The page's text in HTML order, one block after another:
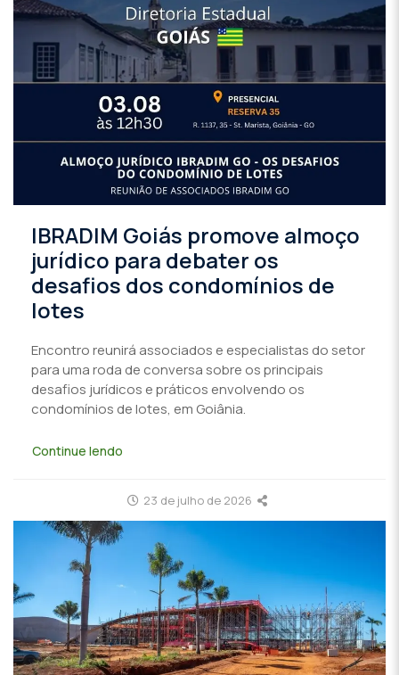
IBRADIM Goiás promove almoço
jurídico para debater os
desafios dos condomínios de
lotes
Encontro reunirá associados e especialistas do setor
para uma roda de conversa sobre os principais
desafios jurídicos e práticos envolvendo os
condomínios de lotes, em Goiânia.
Continue lendo
23 de julho de 2026